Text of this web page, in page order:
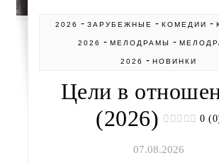
2026 -ЗАРУБЕЖНЫЕ -КОМЕДИИ -
2026 - МЕЛОДРАМЫ -
2026 - НОВИНКИ
Цели в
(2026)
0
07.08.2026